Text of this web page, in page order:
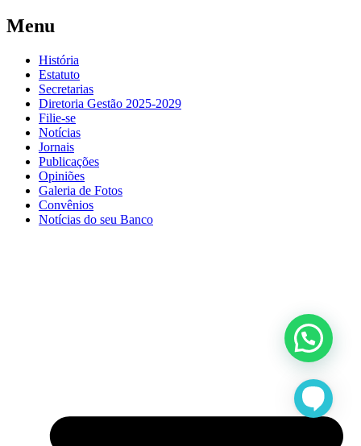
Menu
História
Estatuto
Secretarias
Diretoria Gestão 2025-2029
Filie-se
Notícias
Jornais
Publicações
Opiniões
Galeria de Fotos
Convênios
Notícias do seu Banco